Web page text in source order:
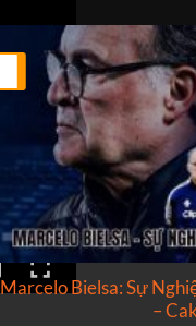
Marcelo Bielsa: Sự
–